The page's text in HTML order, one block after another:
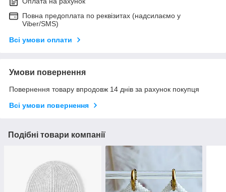
Повна предоплата по реквізитах (надсилаємо у
Viber/SMS)
Всі умови оплати
Умови повернення
Повернення товару впродовж 14 днів за рахунок покупця
Всі умови повернення
Подібні товари компанії